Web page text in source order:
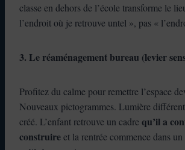
classe en dehors de l’école transforme le
l’endroit où je retrouve untel », pas «
3. Le réaménagement bureau (levier
Profitez du calme pour remettre l’espace
Nouveaux pictogrammes. Lumière
créé. L’enfant retrouve un cadre qu’il a
construireet la rentrée commence dans